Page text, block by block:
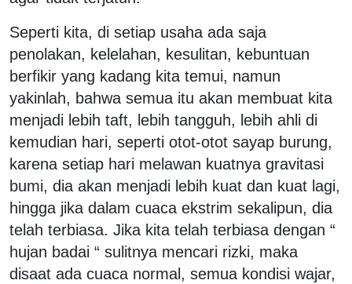
Seperti kita, di setiap usaha ada saja
penolakan, kelelahan, kesulitan, kebuntuan
berfikir yang kadang kita temui, namun
yakinlah, bahwa semua itu akan membuat kita
menjadi lebih taft, lebih tangguh, lebih ahli di
kemudian hari, seperti otot-otot sayap burung,
karena setiap hari melawan kuatnya gravitasi
bumi, dia akan menjadi lebih kuat dan kuat lagi,
hingga jika dalam cuaca ekstrim sekalipun, dia
telah terbiasa. Jika kita telah terbiasa dengan “
hujan badai “ sulitnya mencari rizki, maka
disaat ada cuaca normal, semua kondisi wajar,